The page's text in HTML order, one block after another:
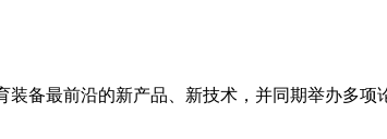
备最前沿的新产品、新技术，并同期举办多项